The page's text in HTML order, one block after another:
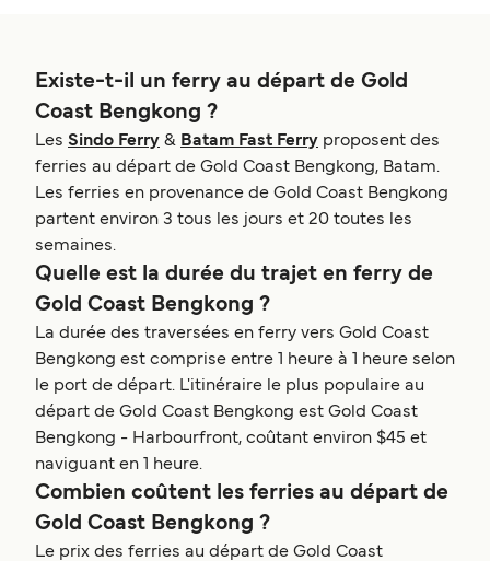
Existe-t-il un ferry au départ de Gold
Coast Bengkong ?
Les Sindo Ferry & Batam Fast Ferry proposent des
ferries au départ de Gold Coast Bengkong, Batam.
Les ferries en provenance de Gold Coast Bengkong
partent environ 3 tous les jours et 20 toutes les
semaines.
Quelle est la durée du trajet en ferry de
Gold Coast Bengkong ?
La durée des traversées en ferry vers Gold Coast
Bengkong est comprise entre 1 heure à 1 heure selon
le port de départ. L'itinéraire le plus populaire au
départ de Gold Coast Bengkong est Gold Coast
Bengkong - Harbourfront, coûtant environ $45 et
naviguant en 1 heure.
Combien coûtent les ferries au départ de
Gold Coast Bengkong ?
Le prix des ferries au départ de Gold Coast